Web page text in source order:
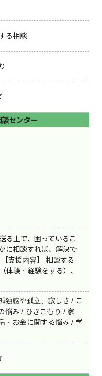
る相談
センター
る上で、困っているこ
に相談すれば、解決で
支援内容】 相談する
体験・経験をする）、
独感や孤立、寂しさ / こ
悩み / ひきこもり / 家
・お金に関する悩み / 学